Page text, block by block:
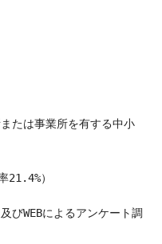
たは事業所を有する中小
21.4%）
びWEBによるアンケート調